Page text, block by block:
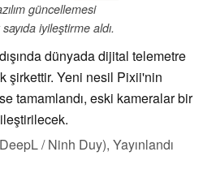
güncellemesi
iyileştirme aldı.
dünyada dijital telemetre
şirkettir. Yeni nesil Pixii'nin
tamamlandı, eski kameralar bir
DeepL / Ninh Duy), Yayınlandı